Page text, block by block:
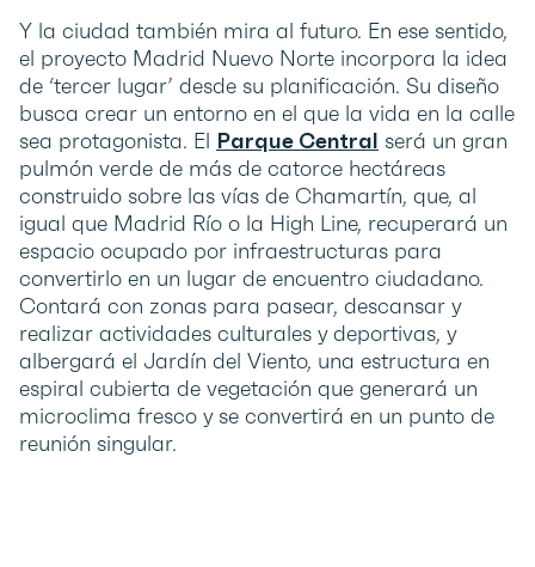
Y la ciudad también mira al futuro. En ese sentido,
el proyecto Madrid Nuevo Norte incorpora la idea
de ‘tercer lugar’ desde su planificación. Su diseño
busca crear un entorno en el que la vida en la calle
sea protagonista. El Parque Central será un gran
pulmón verde de más de catorce hectáreas
construido sobre las vías de Chamartín, que, al
igual que Madrid Río o la High Line, recuperará un
espacio ocupado por infraestructuras para
convertirlo en un lugar de encuentro ciudadano.
Contará con zonas para pasear, descansar y
realizar actividades culturales y deportivas, y
albergará el Jardín del Viento, una estructura en
espiral cubierta de vegetación que generará un
microclima fresco y se convertirá en un punto de
reunión singular.